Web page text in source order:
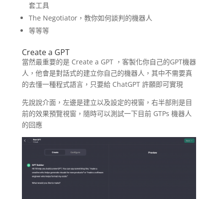
套工具
The Negotiator，教你如何談判的機器人
等等等
Create a GPT
當然最重要的是 Create a GPT ，客製化你自己的GPT機器
人，他會是對話式的建立你自己的機器人，其中不需要真
的去懂一種程式語言，只要給 ChatGPT 許願即可實現
先說說介面，左邊是建立以及設定的視窗，右半部則是目
前的效果預覽視窗，隨時可以測試一下目前 GTPs 機器人
的回應